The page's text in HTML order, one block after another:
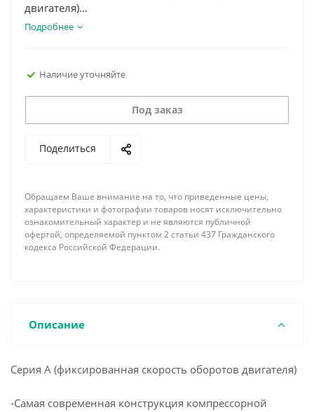
двигателя)
-Идеальная интеллектуальная система
-Снижение требований к техническому
обслуживанию и эксплуатационных затрат
-Большое количество запатентованных
Подробнее
Наличие уточняйте
Под заказ
Поделиться
Обращаем Ваше внимание на то, что приведенные цены,
характеристики и фотографии товаров носят исключительно
ознакомительный характер и не являются публичной
офертой, определяемой пунктом 2 статьи 437 Гражданского
кодекса Российской Федерации.
Описание
Серия А (фиксированная скорость оборотов двигателя)
-Самая современная конструкция компрессорной